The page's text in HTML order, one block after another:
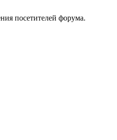
посетителей форума.